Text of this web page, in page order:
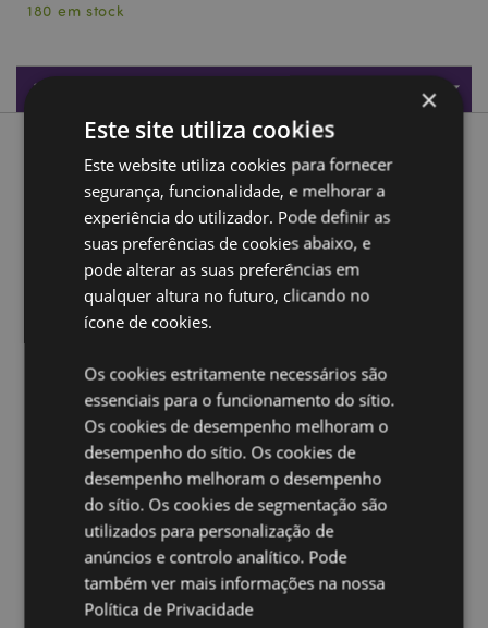
180 em stock
Especificações do Produto
Descrição do Produto
Caneca de cerâmica com tampa Foodiemals Nori o Ramen
Material:Dolomita Cerámica
Apto para comida:Sim
Apto para microondas: Não
Volume:TBC
Ampliar informação:
Quer saber mais acerca de comprar na Puckator?
a nossaGuia de informação para o cliente.
Caracteristicas do Produto
Informação
Altura 9cm Largura 13.5cm Profundidade
×
Este site utiliza cookies
Este website utiliza cookies para fornecer
segurança, funcionalidade, e melhorar a
experiência do utilizador. Pode definir as
suas preferências de cookies abaixo, e
pode alterar as suas preferências em
qualquer altura no futuro, clicando no
ícone de cookies.
Os cookies estritamente necessários são
essenciais para o funcionamento do sítio.
Os cookies de desempenho melhoram o
desempenho do sítio. Os cookies de
desempenho melhoram o desempenho
do sítio. Os cookies de segmentação são
utilizados para personalização de
anúncios e controlo analítico. Pode
também ver mais informações na nossa
Política de Privacidade